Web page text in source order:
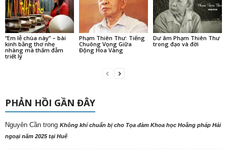
“Em lễ chùa này” – bài
kinh bằng thơ nhẹ
nhàng mà thấm đẫm
triết lý
Phạm Thiên Thư: Tiếng
Chuông Vọng Giữa
Động Hoa Vàng
Dư âm Phạm Thiên Thư
trong đạo và đời
PHẢN HỒI GẦN ĐÂY
Nguyên Cần trong Không khí chuẩn bị cho Tọa đàm Khoa học Hoằng pháp Hải
ngoại năm 2025 tại Huế